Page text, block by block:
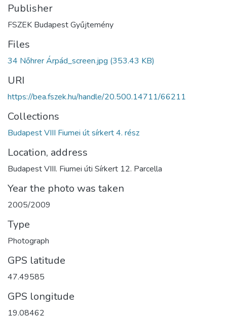
Publisher
FSZEK Budapest Gyűjtemény
Files
34 Nőhrer Árpád_screen.jpg (353.43 KB)
URI
https://bea.fszek.hu/handle/20.500.14711/66211
Collections
Budapest VIII Fiumei út sírkert 4. rész
Location, address
Budapest VIII. Fiumei úti Sírkert 12. Parcella
Year the photo was taken
2005/2009
Type
Photograph
GPS latitude
47.49585
GPS longitude
19.08462